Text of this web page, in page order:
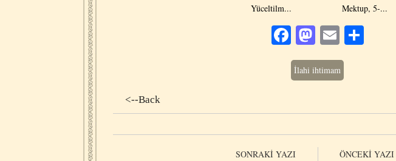
Yüceltilm...
Mektup, 5-...
Facebook
Mastodon
EmailShare
İlahi ihtimam
<--Back
SONRAKİ YAZI ÖNCEKİ YAZI